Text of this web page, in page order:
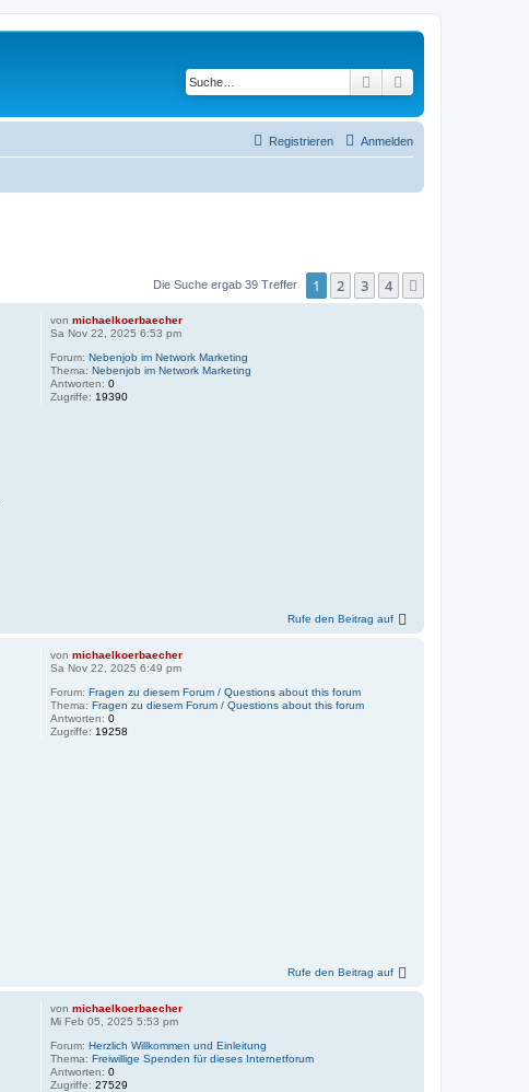
Suche
Anmelden
Registrieren
Die Suche ergab 39 Treffer 1 2 3 4
vonmichaelkoerbaecher
Sa Nov 22, 2025 6:53 pm
Forum:Nebenjob im Network Marketing
Thema:Nebenjob im Network Marketing
Antworten:0
Zugriffe: 19390
Rufe den Beitrag auf
vonmichaelkoerbaecher
Sa Nov 22, 2025 6:49 pm
Forum:Fragen zu diesem Forum / Questions about this forum
Thema:Fragen zu diesem Forum / Questions about this forum
Antworten:0
Zugriffe: 19258
Rufe den Beitrag auf
vonmichaelkoerbaecher
Mi Feb 05, 2025 5:53 pm
Forum:Herzlich Willkommen und Einleitung
Thema:Freiwillige Spenden für dieses Internetforum
Antworten:0
Zugriffe:27529